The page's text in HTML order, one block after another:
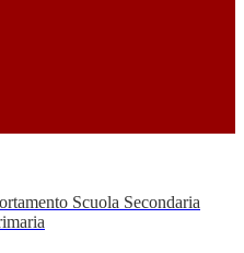
Scuola Secondaria